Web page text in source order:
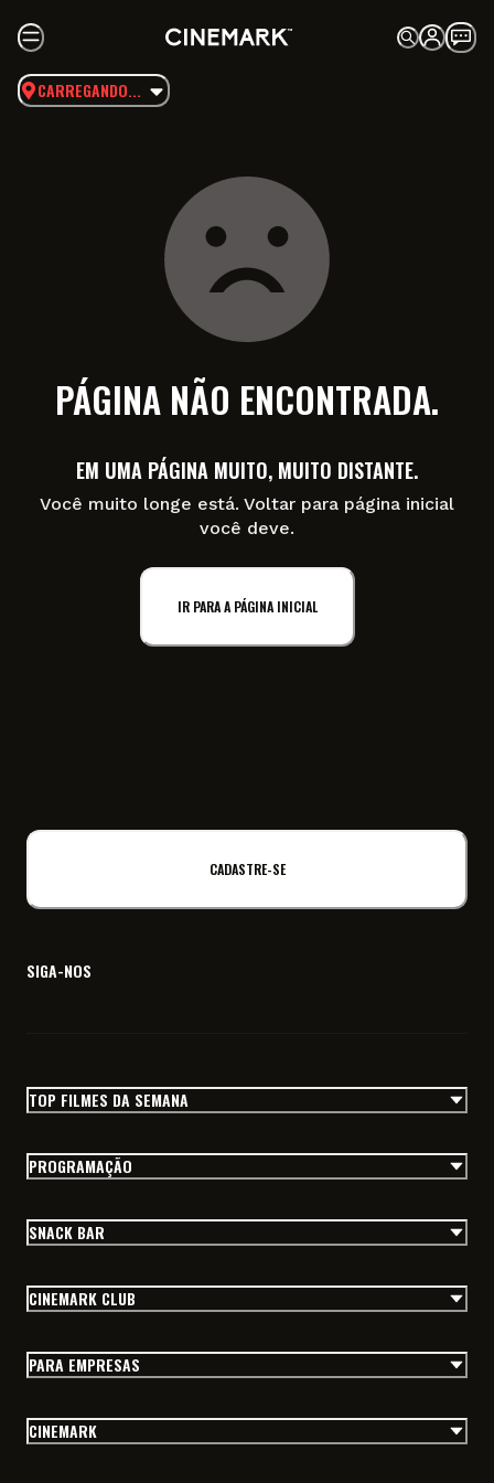
CARREGANDO...
PÁGINA NÃO ENCONTRADA.
EM UMA PÁGINA MUITO, MUITO DISTANTE.
Você muito longe está. Voltar para página inicial
você deve.
IR PARA A PÁGINA INICIAL
CADASTRE-SE
SIGA-NOS
TOP FILMES DA SEMANA
PROGRAMAÇÃO
SNACK BAR
CINEMARK CLUB
PARA EMPRESAS
CINEMARK